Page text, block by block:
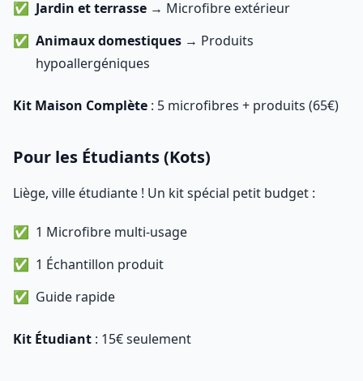
Jardin et terrasse → Microfibre extérieur
Animaux domestiques → Produits
hypoallergéniques
Kit Maison Complète : 5 microfibres + produits (65€)
Pour les Étudiants (Kots)
Liège, ville étudiante ! Un kit spécial petit budget :
1 Microfibre multi-usage
1 Échantillon produit
Guide rapide
Kit Étudiant : 15€ seulement